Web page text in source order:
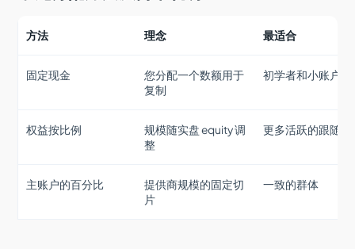
方法 理念 最适合
固定现金
您分配一个数额用于
复制
初学者和小账户
权益按比例
规模随实盘 equity 调
整
更多活跃的跟随者
主账户的百分比
提供商规模的固定切
片
一致的群体